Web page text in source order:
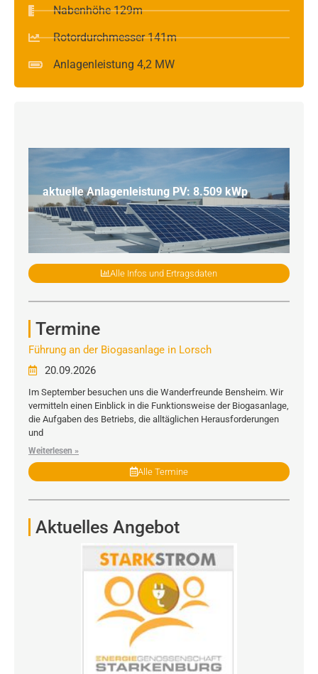
Nabenhöhe 129m
Rotordurchmesser 141m
Anlagenleistung 4,2 MW
aktuelle Anlagenleistung PV: 8.509 kWp
Alle Infos und Ertragsdaten
Termine
Führung an der Biogasanlage in Lorsch
20.09.2026
Im September besuchen uns die Wanderfreunde Bensheim. Wir
vermitteln einen Einblick in die Funktionsweise der Biogasanlage,
die Aufgaben des Betriebs, die alltäglichen Herausforderungen
und
Weiterlesen »
Alle Termine
Aktuelles Angebot